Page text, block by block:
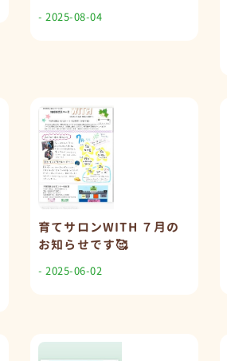
- 2025-08-04
育てサロンWITH ７月の
お知らせです🥰
- 2025-06-02